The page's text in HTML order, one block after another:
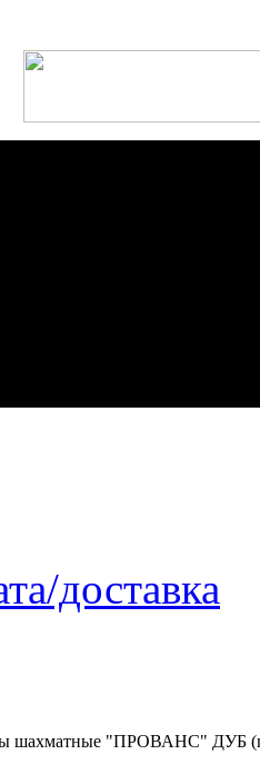
доставка
шахматные "ПРОВАНС" ДУБ